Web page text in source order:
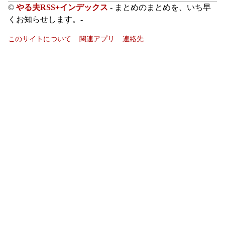
© やる夫RSS+インデックス - まとめのまとめを、いち早
くお知らせします。-
このサイトについて 関連アプリ 連絡先